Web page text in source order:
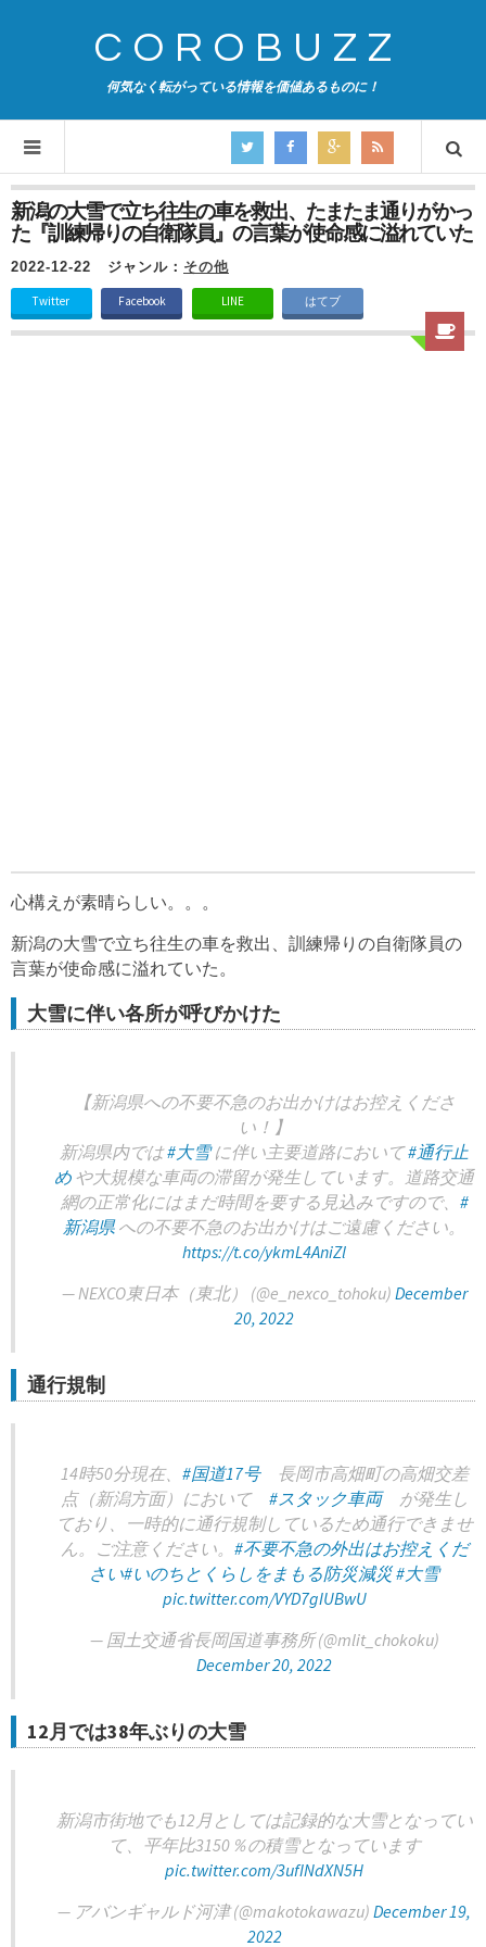
COROBUZZ
何気なく転がっている情報を価値あるものに！
新潟の大雪で立ち往生の車を救出、たまたま通りがかっ
た『訓練帰りの自衛隊員』の言葉が使命感に溢れていた
2022-12-22 ジャンル： その他
Twitter Facebook LINE はてブ
心構えが素晴らしい。。。
新潟の大雪で立ち往生の車を救出、訓練帰りの自衛隊員の
言葉が使命感に溢れていた。
大雪に伴い各所が呼びかけた
【新潟県への不要不急のお出かけはお控えくださ
い！】
新潟県内では#大雪に伴い主要道路において#通行止
め や大規模な車両の滞留が発生しています。道路交通
網の正常化にはまだ時間を要する見込みですので、 #
新潟県への不要不急のお出かけはご遠慮ください。
https://t.co/ykmL4AniZl
— NEXCO東日本（東北） (@e_nexco_tohoku) December
20, 2022
通行規制
14時50分現在、 #国道17号長岡市高畑町の高畑交差
点（新潟方面）において #スタック車両が発生し
ており、一時的に通行規制しているため通行できませ
ん。ご注意ください。 #不要不急の外出はお控えくだ
さい#いのちとくらしをまもる防災減災#大雪
pic.twitter.com/VYD7gIUBwU
— 国土交通省長岡国道事務所 (@mlit_chokoku)
December 20, 2022
12月では38年ぶりの大雪
新潟市街地でも12月としては記録的な大雪となってい
て、平年比3150％の積雪となっています
pic.twitter.com/3ufINdXN5H
— アバンギャルド河津 (@makotokawazu) December 19,
2022